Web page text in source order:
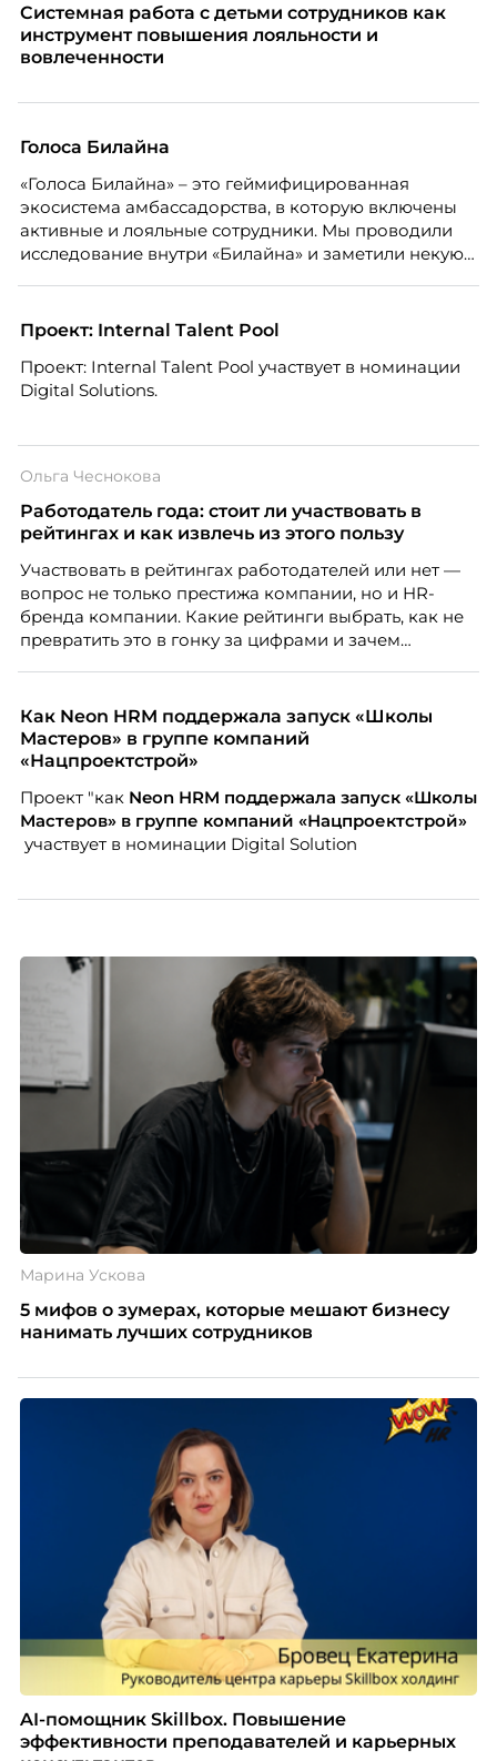
Системная работа с детьми сотрудников как
инструмент повышения лояльности и
вовлеченности
Голоса Билайна
«Голоса Билайна» – это геймифицированная
экосистема амбассадорства, в которую включены
активные и лояльные сотрудники. Мы проводили
исследование внутри «Билайна» и заметили некую
благодарности и публичного признания.
Проект: Internal Talent Pool
Проект: Internal Talent Pool участвует в номинации
Digital Solutions.
Ольга Чеснокова
Работодатель года: стоит ли участвовать в
рейтингах и как извлечь из этого пользу
Участвовать в рейтингах работодателей или нет —
вопрос не только престижа компании, но и HR-
бренда компании. Какие рейтинги выбрать, как не
превратить это в гонку за цифрами и зачем
Чеснокова, HR-директор Right line.
Как Neon HRM поддержала запуск «Школы
Мастеров» в группе компаний
«Нацпроектстрой»
Проект "как Neon HRM поддержала запуск «Школы
Мастеров» в группе компаний «Нацпроектстрой»
участвует в номинации Digital Solution
Марина Ускова
5 мифов о зумерах, которые мешают бизнесу
нанимать лучших сотрудников
AI-помощник Skillbox. Повышение
эффективности преподавателей и карьерных